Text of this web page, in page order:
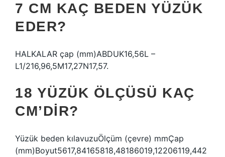
7 CM KAÇ BEDEN YÜZÜK
EDER?
HALKALAR çap (mm)ABDUK16,56L –
L1/216,96,5M17,27N17,57.
18 YÜZÜK ÖLÇÜSÜ KAÇ
CM’DIR?
Yüzük beden kılavuzuÖlçüm (çevre) mmÇap
(mm)Boyut5617,84165818,48186019,12206119,442